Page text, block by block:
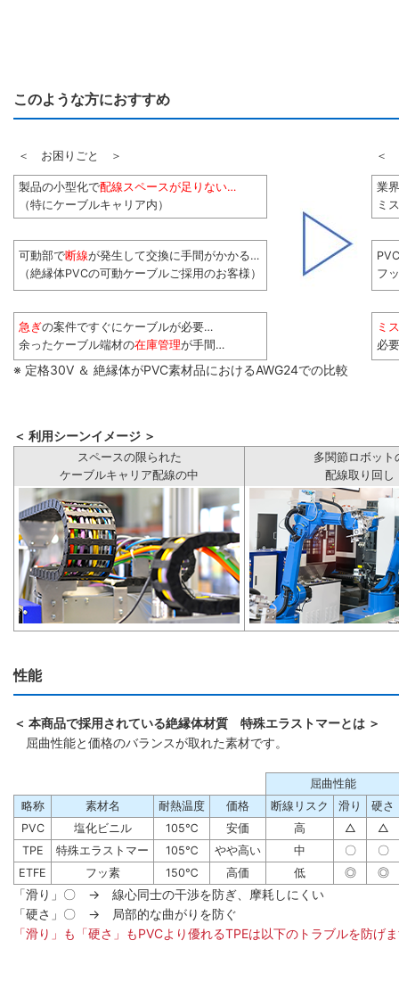
このような方におすすめ
＜ お困りごと ＞ ＜
製品の小型化で配線スペースが足りない…
（特にケーブルキャリア内）
業
ミ
可動部で断線が発生して交換に手間がかかる…
（絶縁体PVCの可動ケーブルご採用のお客様）
フ
急ぎの案件ですぐにケーブルが必要…
余ったケーブル端材の在庫管理が手間…
ミ
必
※ 定格30V ＆ 絶縁体がPVC素材品におけるAWG24での比較
＜ 利用シーンイメージ ＞
スペースの限られた
ケーブルキャリア配線の中
多関節ロボット
配線取り回し
性能
＜ 本商品で採用されている絶縁体材質 特殊エラストマーとは ＞
屈曲性能と価格のバランスが取れた素材です。
屈曲性能
略称
素材名 耐熱温度 価格 断線リスク 滑り
硬さ
PVC
塩化ビニル 105℃ 安価 高 △
△
TPE
特殊エラストマー 105℃ やや高い 中 〇
〇
ETFE
フッ素 150℃ 高価 低 ◎ ◎
「滑り」〇 → 線心同士の干渉を防ぎ、摩耗しにくい
「硬さ」〇 → 局部的な曲がりを防ぐ
「滑り」も「硬さ」もPVCより優れるTPEは以下のトラブルを防げ